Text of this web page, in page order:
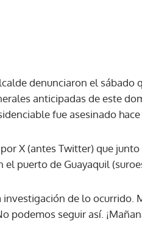
denunciaron el sábado
anticipadas de este
fue asesinado hace
X (antes Twitter) que
puerto de Guayaquil
de lo ocurrido.
podemos seguir así.